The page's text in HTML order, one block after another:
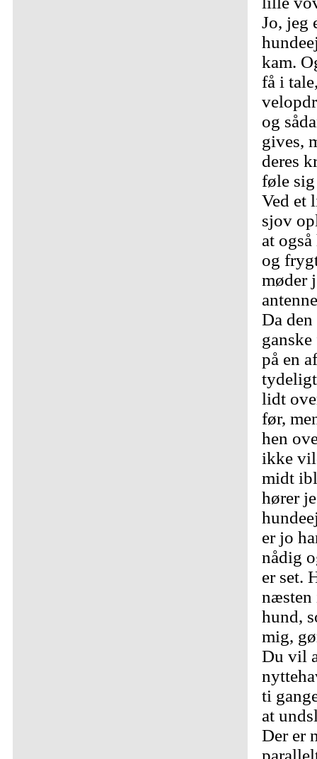
Jo, jeg
kam.
få i
og
gives,
deres
føle
Ved et
sjov
at
og
møder
Da
på en
lidt
før,
hen
ikke
midt
hører
er jo
nådig
er set.
næsten
hund,
mig,
Du vil
ti
at
Der er